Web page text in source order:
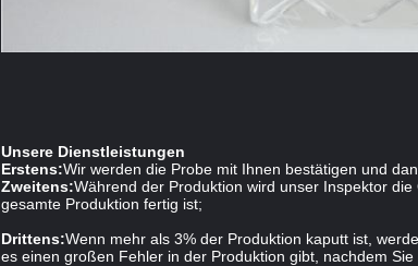
Unsere Dienstleistungen
Erstens:Wir werden die Probe mit Ihnen bestätigen und
Zweitens:Während der Produktion wird unser Inspektor
gesamte Produktion fertig ist;
Drittens:Wenn mehr als 3% der Produktion kaputt ist,
es einen großen Fehler in der Produktion gibt, nachdem